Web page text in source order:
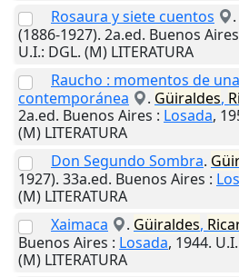
Rosaura y siete cuentos
.
(1886-1927). 2a.ed. Buenos Aires
U.I.: DGL. (M) LITERATURA
Raucho : momentos de
contemporánea
. Güiraldes,
2a.ed. Buenos Aires : Losada,
(M) LITERATURA
Don Segundo Sombra.
1927). 33a.ed. Buenos Aires :
(M) LITERATURA
Xaimaca
. Güiraldes,
Buenos Aires : Losada, 1944. U.I.
(M) LITERATURA